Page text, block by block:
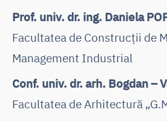
Prof. univ. dr. ing. Daniela
Facultatea de Construcţii de
Management Industrial
Conf. univ. dr. arh. Bogdan –
Facultatea de Arhitectură